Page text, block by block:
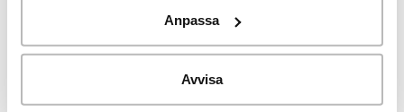
Anpassa
Avvisa
Forskare på University of Roehampton Musculoske...
Over 32% of Medical Fridges Fail Tests
A study by an ex head of hospital Pharmacy ...
Suverän teknik för övervakning av läkemedelslager
Perstorp Specialty Chemicals tillverkar läk...